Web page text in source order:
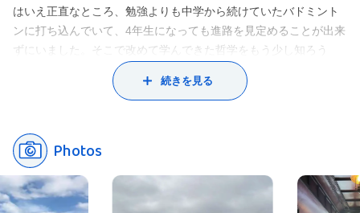
もあります。
これを受け、最近の私の研究においては、人間の「合理的ではな
いようにみえる感情部分の意義」を分析したりもしています。私
たちは、感情的な要素を無駄であり捨象すべきととらえがちです
が、一概にはそうは言い切れません。例えば、一度立てた計画を
効率的に進めようとしてもトラブルになることがあります。一方
的にみんなで協力しあって良い形で話がまとまることもありま
す。このように単純に「合理的・不合理」と判断できないさまざ
まなケースは世の中にたくさんありますので、それぞれのケース
を想定しながら、感情や理性の意味を考察してゆきます。
たり前」と比較し、どのような違いがあるかを見比べる必要があ
るということです。これは授業だけではありません。別の当たり
前を知るためにも、皆さんには大学時代に「異なるものや人と接
する経験」をいろんなところでしてほしいと思います。キャンパ
スには、自分とは年齢も性別も、育った環境も趣味嗜好もまった
か。最初は違和感があり、ときに痛みを感じることもあると思い
ますが、恐れずにさまざまな人と接してみてください。それは大
学時代だからこそできる、意義のある経験だと思います。
はいえ正直なところ、勉強よりも中学から続けていたバドミント
ンに打ち込んでいて、4年生になっても進路を見定めることが出来
ずにいました。そこで改めて学んできた哲学をもう少し知ろう
と、修士課程に進みました。その時に前述のヒュームの研究を始
めて面白さを知ったのです。その後、博士課程に進むつもりでし
課程にチャレンジしました。修了後、大学の非常勤講師や特任教
員、高専の講師を務めましたが、やはり研究を続けたいという思
いが募って大学教員を目指し、幾多の試験に失敗しながらも現職
に就くことができました。改めて振り返ると、私の人生は決して
続きを見る
Photos